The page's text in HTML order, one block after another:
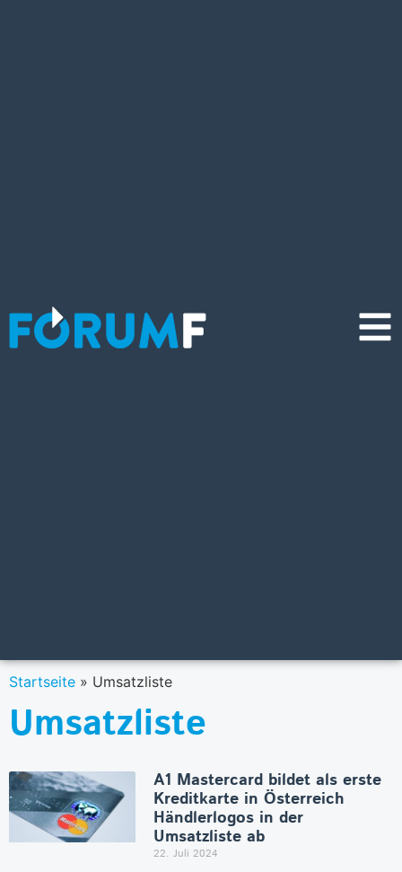
Startseite » Umsatzliste
Umsatzliste
A1 Mastercard bildet als erste
Kreditkarte in Österreich
Händlerlogos in der
Umsatzliste ab
22. Juli 2024